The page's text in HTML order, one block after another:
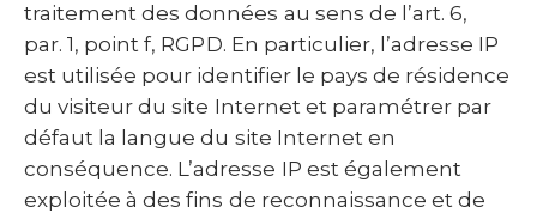
traitement des données au sens de l’art. 6,
par. 1, point f, RGPD. En particulier, l’adresse IP
est utilisée pour identifier le pays de résidence
du visiteur du site Internet et paramétrer par
défaut la langue du site Internet en
conséquence. L’adresse IP est également
exploitée à des fins de reconnaissance et de